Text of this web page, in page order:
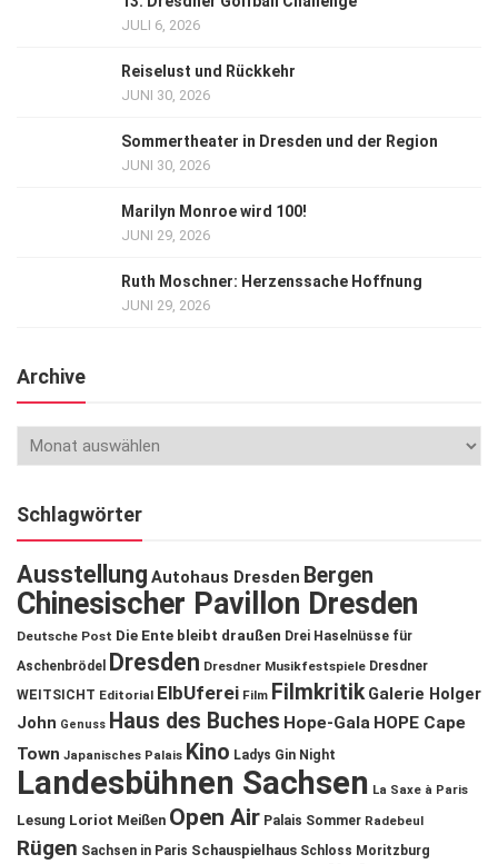
JULI 6, 2026
Reiselust und Rückkehr
JUNI 30, 2026
Sommertheater in Dresden und der Region
JUNI 30, 2026
Marilyn Monroe wird 100!
JUNI 29, 2026
Ruth Moschner: Herzenssache Hoffnung
JUNI 29, 2026
Archive
Schlagwörter
Ausstellung Autohaus Dresden Bergen
Chinesischer Pavillon Dresden
Deutsche Post Die Ente bleibt draußen Drei Haselnüsse für
Aschenbrödel Dresden Dresdner Musikfestspiele Dresdner
WEITSICHT Editorial ElbUferei Film Filmkritik Galerie Holger
John Genuss Haus des Buches Hope-Gala HOPE Cape
Town Japanisches Palais Kino Ladys Gin Night
Landesbühnen Sachsen La Saxe à Paris
Lesung Loriot Meißen Open Air Palais Sommer Radebeul
Rügen Sachsen in Paris Schauspielhaus Schloss Moritzburg